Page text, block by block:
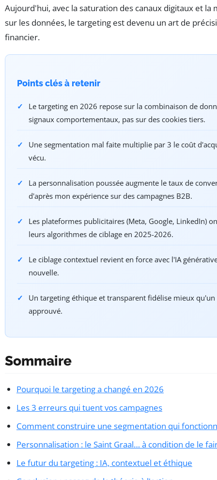
Aujourd'hui, avec la saturation des canaux digitaux et la
sur les données, le targeting est devenu un art de
financier.
Points clés à retenir
Le targeting en 2026 repose sur la combinaison de
signaux comportementaux, pas sur des cookies tiers.
Une segmentation mal faite multiplie par 3 le coût
vécu.
La personnalisation poussée augmente le taux de
d'après mon expérience sur des campagnes B2B.
Les plateformes publicitaires (Meta, Google, LinkedIn)
leurs algorithmes de ciblage en 2025-2026.
Le ciblage contextuel revient en force avec l'IA
nouvelle.
Un targeting éthique et transparent fidélise mieux
approuvé.
Sommaire
Pourquoi le targeting a changé en 2026
Les 3 erreurs qui tuent vos campagnes
Comment construire une segmentation qui
Personnalisation : le Saint Graal… à condition de le
Le futur du targeting : IA, contextuel et éthique